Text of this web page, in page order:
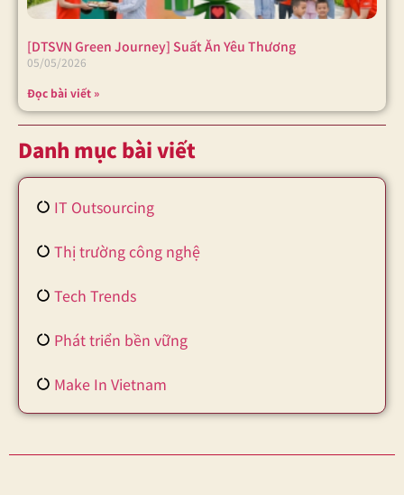
[DTSVN Green Journey] Suất Ăn Yêu Thương
05/05/2026
Đọc bài viết »
Danh mục bài viết
IT Outsourcing
Thị trường công nghệ
Tech Trends
Phát triển bền vững
Make In Vietnam